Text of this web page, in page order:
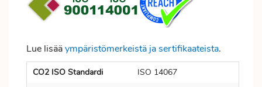
Lue lisääympäristömerkeistä ja sertifikaateista.
CO2 ISO Standardi
ISO 14067